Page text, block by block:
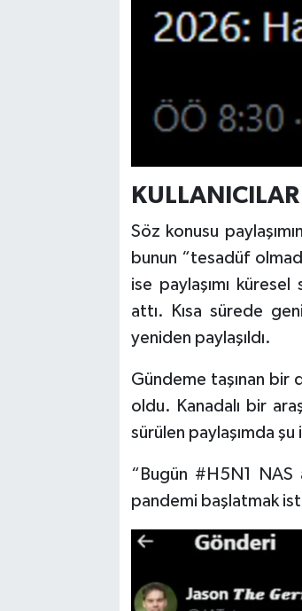
Söz konusu
bunun “tesadüf
ise paylaşımı
attı. Kısa sürede
yeniden paylaşıldı.
Gündeme taşınan bir
oldu. Kanadalı bir
sürülen paylaşımda
“Bugün #H5N1 NAS
pandemi başlatmak